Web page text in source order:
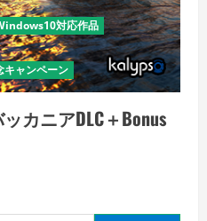
対応作品
キャンペーン
カニアDLC＋Bonus